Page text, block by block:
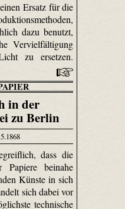
Ersatz für die
dazu benutzt,
Vervielfältigung
zu ersetzen.
in der
zu Berlin
dass die
Papiere beinahe
Künste in sich
sich dabei vor
technische